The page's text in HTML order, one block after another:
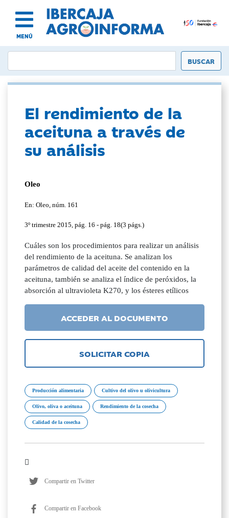
MENÚ
El rendimiento de la
aceituna a través de
su análisis
Oleo
En: Oleo, núm. 161
3º trimestre 2015, pág. 16 - pág. 18(3 págs.)
Cuáles son los procedimientos para realizar un análisis
del rendimiento de la aceituna. Se analizan los
parámetros de calidad del aceite del contenido en la
aceituna, también se analiza el índice de peróxidos, la
absorción al ultravioleta K270, y los ésteres etílicos
ACCEDER AL DOCUMENTO
SOLICITAR COPIA
Producción alimentaria Cultivo del olivo u olivicultura
Olivo, oliva o aceituna Rendimiento de la cosecha
Calidad de la cosecha
Compartir en Twitter
Compartir en Facebook